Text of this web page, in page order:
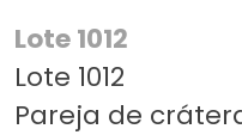
Lote 1012
Lote 1012
Pareja de